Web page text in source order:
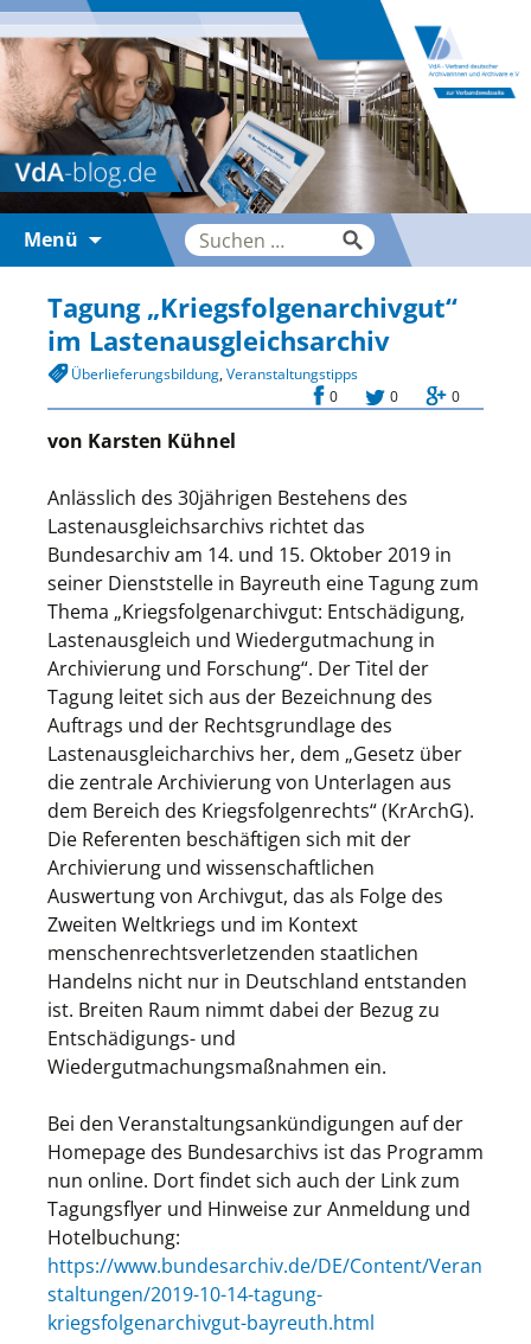
Menü
Suche
nach:
Tagung „Kriegsfolgenarchivgut“
im Lastenausgleichsarchiv
Überlieferungsbildung,Veranstaltungstipps
0
0 0
von Karsten Kühnel
Anlässlich des 30jährigen Bestehens des
Lastenausgleichsarchivs richtet das
Bundesarchiv am 14. und 15. Oktober 2019 in
seiner Dienststelle in Bayreuth eine Tagung zum
Thema „Kriegsfolgenarchivgut: Entschädigung,
Lastenausgleich und Wiedergutmachung in
Archivierung und Forschung“. Der Titel der
Tagung leitet sich aus der Bezeichnung des
Auftrags und der Rechtsgrundlage des
Lastenausgleicharchivs her, dem „Gesetz über
die zentrale Archivierung von Unterlagen aus
dem Bereich des Kriegsfolgenrechts“ (KrArchG).
Die Referenten beschäftigen sich mit der
Archivierung und wissenschaftlichen
Auswertung von Archivgut, das als Folge des
Zweiten Weltkriegs und im Kontext
menschenrechtsverletzenden staatlichen
Handelns nicht nur in Deutschland entstanden
ist. Breiten Raum nimmt dabei der Bezug zu
Entschädigungs- und
Wiedergutmachungsmaßnahmen ein.
Bei den Veranstaltungsankündigungen auf der
Homepage des Bundesarchivs ist das Programm
nun online. Dort findet sich auch der Link zum
Tagungsflyer und Hinweise zur Anmeldung und
Hotelbuchung:
https://www.bundesarchiv.de/DE/Content/Veran
staltungen/2019-10-14-tagung-
kriegsfolgenarchivgut-bayreuth.html